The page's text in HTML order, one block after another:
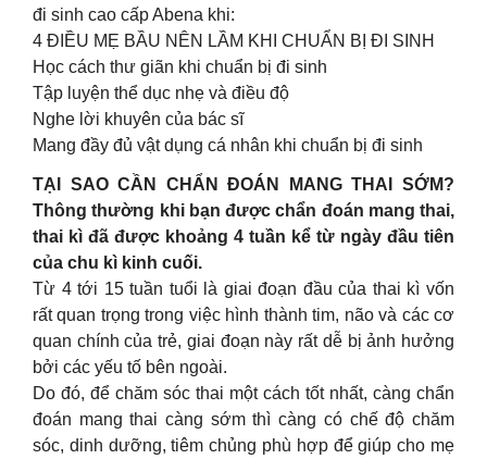
đi sinh cao cấp Abena khi:
4 ĐIỀU MẸ BẦU NÊN LẦM KHI CHUẨN BỊ ĐI SINH
Học cách thư giãn khi chuẩn bị đi sinh
Tập luyện thể dục nhẹ và điều độ
Nghe lời khuyên của bác sĩ
Mang đầy đủ vật dụng cá nhân khi chuẩn bị đi sinh
TẠI SAO CẦN CHẨN ĐOÁN MANG THAI SỚM?
Thông thường khi bạn được chẩn đoán mang thai,
thai kì đã được khoảng 4 tuần kể từ ngày đầu tiên
của chu kì kinh cuối.
Từ 4 tới 15 tuần tuổi là giai đoạn đầu của thai kì vốn
rất quan trọng trong việc hình thành tim, não và các cơ
quan chính của trẻ, giai đoạn này rất dễ bị ảnh hưởng
bởi các yếu tố bên ngoài.
Do đó, để chăm sóc thai một cách tốt nhất, càng chẩn
đoán mang thai càng sớm thì càng có chế độ chăm
sóc, dinh dưỡng, tiêm chủng phù hợp để giúp cho mẹ